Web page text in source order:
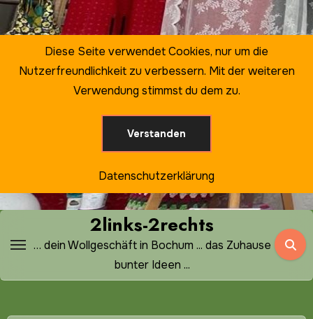
Zum
Inhalt
2links-2rechts
… dein Wollgeschäft in Bochum ... das Zuhause
bunter Ideen ...
Diese Seite verwendet Cookies, nur um die
Nutzerfreundlichkeit zu verbessern. Mit der weiteren
Verwendung stimmst du dem zu.
Verstanden
Datenschutzerklärung